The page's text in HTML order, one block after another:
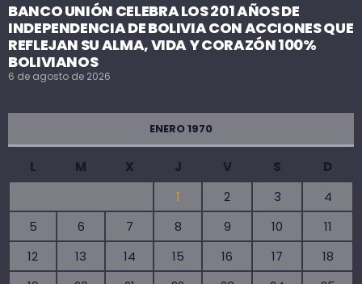
BANCO UNIÓN CELEBRA LOS 201 AÑOS DE
INDEPENDENCIA DE BOLIVIA CON ACCIONES QUE
REFLEJAN SU ALMA, VIDA Y CORAZÓN 100%
BOLIVIANOS
6 de agosto de 2026
ENERO 1970
L M X J V S
D
1
2 3
4
5
6 7 8 9 10
11
12
13 14 15 16 17
18